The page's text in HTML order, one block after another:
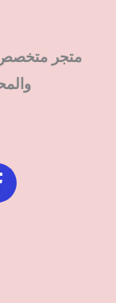
متجر متخصص